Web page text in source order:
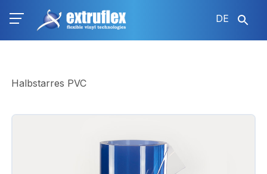
zum
DE
Halbstarres PVC